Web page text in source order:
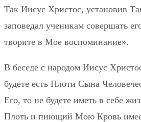
Так Иисус Христос, установив
заповедал ученикам совершать
творите в Мое воспоминание».
В беседе с народом Иисус
будете есть Плоти Сына
Его, то не будете иметь в себе
Плоть и пиющий Мою Кровь